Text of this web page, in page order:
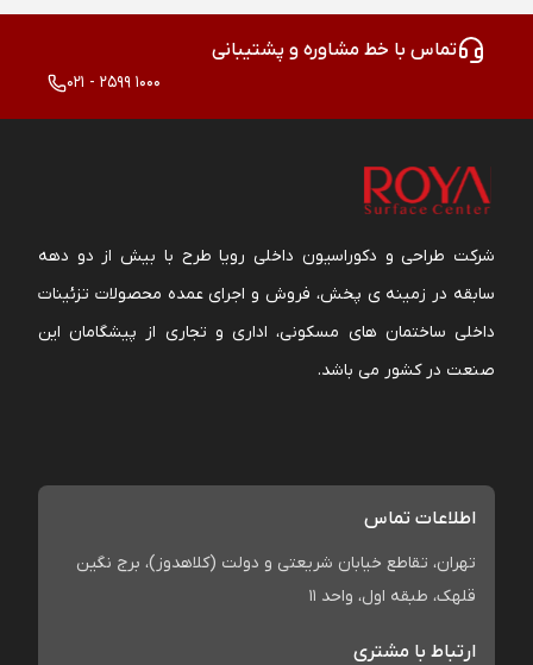
تماس با خط مشاوره و پشتیبانی
021 - 2599 1000
شرکت طراحی و دکوراسیون داخلی رویا طرح با بیش از دو دهه
سابقه در زمینه ی پخش، فروش و اجرای عمده محصولات تزئینات
داخلی ساختمان های مسکونی، اداری و تجاری از پیشگامان این
صنعت در کشور می باشد.
اطلاعات تماس
تهران، تقاطع خیابان شریعتی و دولت (کلاهدوز)، برج نگین
قلهک، طبقه اول، واحد 11
ارتباط با مشتری